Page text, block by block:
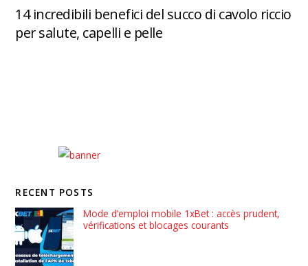
14 incredibili benefici del succo di cavolo riccio
per salute, capelli e pelle
RECENT POSTS
Mode d’emploi mobile 1xBet : accès prudent,
vérifications et blocages courants